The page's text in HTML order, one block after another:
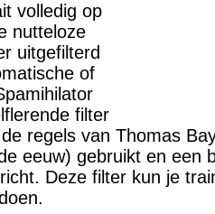
volledig op
nutteloze
uitgefilterd
of
filter
regels van Thomas
eeuw) gebruikt en een
Deze filter kun je